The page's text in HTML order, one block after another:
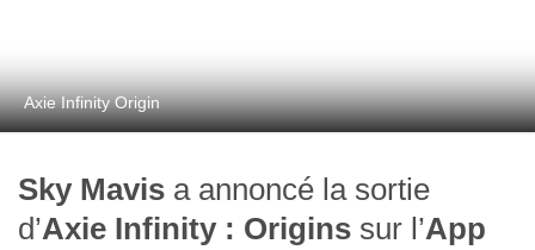
Axie Infinity Origin
Sky Mavis a annoncé la sortie
d’Axie Infinity : Origins sur l’App